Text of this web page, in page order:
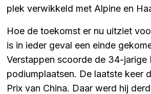
plek verwikkeld met Alpine en
Hoe de toekomst er nu uitziet
is in ieder geval een einde
Verstappen scoorde de 34-
podiumplaatsen. De laatste keer
Prix van China. Daar werd hij